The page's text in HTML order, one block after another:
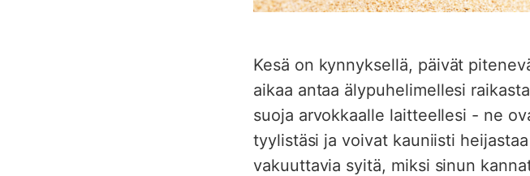
Kesä on kynnyksellä, päivät
aikaa antaa älypuhelimellesi
suoja arvokkaalle laitteellesi - ne
tyylistäsi ja voivat kauniisti
vakuuttavia syitä, miksi sinun